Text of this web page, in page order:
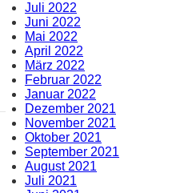
Juli 2022
Juni 2022
Mai 2022
April 2022
März 2022
Februar 2022
Januar 2022
Dezember 2021
November 2021
Oktober 2021
September 2021
August 2021
Juli 2021